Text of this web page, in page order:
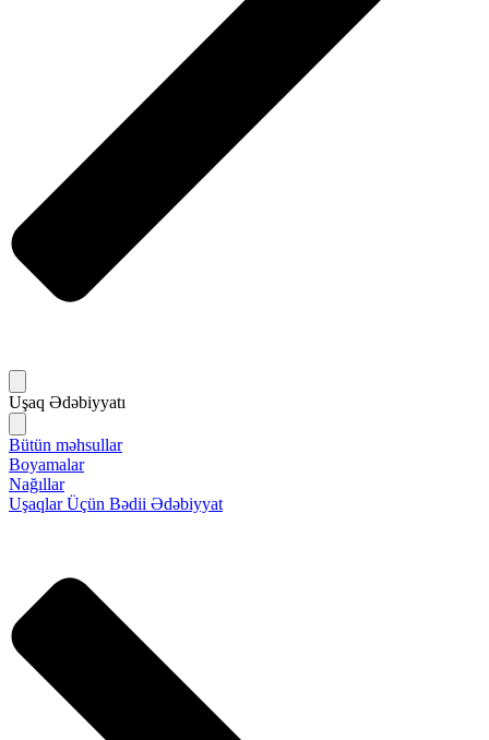
Uşaq Ədəbiyyatı
Bütün məhsullar
Boyamalar
Nağıllar
Uşaqlar Üçün Bədii Ədəbiyyat